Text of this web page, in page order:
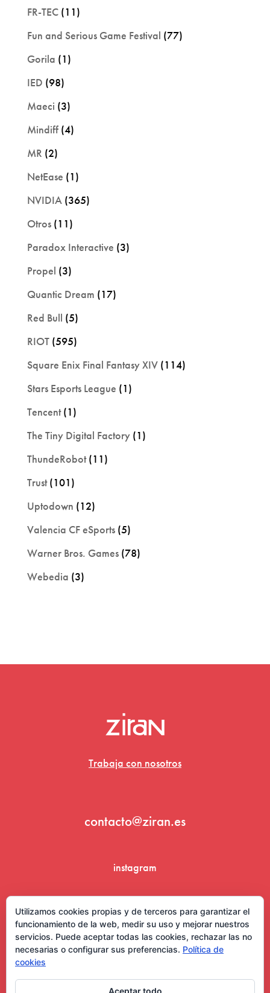
FR-TEC(11)
Fun and Serious Game Festival (77)
Gorila (1)
IED (98)
Maeci (3)
Mindiff(4)
MR (2)
NetEase (1)
NVIDIA(365)
Otros(11)
Paradox Interactive (3)
Propel (3)
Quantic Dream (17)
Red Bull (5)
RIOT(595)
Square Enix Final Fantasy XIV(114)
Stars Esports League (1)
Tencent(1)
The Tiny Digital Factory(1)
ThundeRobot(11)
Trust(101)
Uptodown (12)
Valencia CF eSports(5)
Warner Bros. Games(78)
Webedia (3)
Trabaja con nosotros
contacto@ziran.es
instagram
Utilizamos cookies propias y de terceros para garantizar el
funcionamiento de la web, medir su uso y mejorar nuestros
servicios. Puede aceptar todas las cookies, rechazar las no
necesarias o configurar sus preferencias. Política de
cookies
Aceptar todo